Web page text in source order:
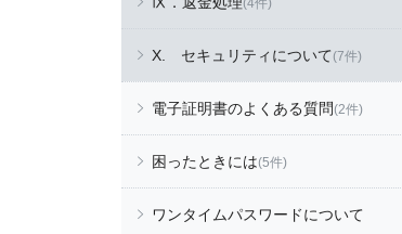
(4件)
X. セキュリティについて (7件)
電子証明書のよくある質問(2件)
困ったときには(5件)
ワンタイムパスワードについて